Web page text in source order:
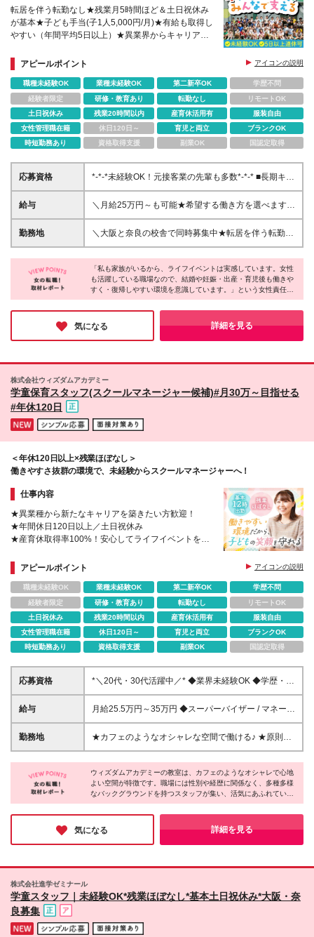
転居を伴う転勤なし★残業月5時間ほど＆土日祝休み
が基本★子ども手当(子1人5,000円/月)★有給も取得し
やすい（年間平均5日以上）★異業界からキャリアチ
校舎あり
アピールポイント アイコンの説明
職種未経験OK 業種未経験OK 第二新卒OK
学歴不問
経験者限定
研修・教育あり 転勤なし
リモートOK
土日祝休み
残業20時間以内 産育休活用有
服装自由
女性管理職在籍
休日120日～ 育児と両立
ブランクOK
時短勤務あり
資格取得支援 副業OK 国認定取得
応募資格
*-*-*未経験OK！元接客業の先輩も多数*-*-* ■長期キャ
リア形成のため45歳以下の方 ■高卒以上 ■自動車普通
免許（AT限定可）をお持ちの方 ※免許をお持ちでな
給与
＼月給25万円～も可能★希望する働き方を選べます／
＜正社員＞ ◆変形労働あり 【月給25万円～(運転手当
含む)】 ※固定残業代24,442円～／15時間分 ※運転不
時間分 ※運転不可の場合は面接にて要相談 ＜アルバ
イト＞ ◆変形労働あり ・大阪：時給1300円～ ・奈
良：時給1051円～ ※運転が可能な方は、運転手当と
給1051円～ ※運転が可能な方は、運転手当として時
給100円アップ！ ※12時～19時／月～金シフト制 ＜
月ごとの新規入塾純増数により別途インセンティブを
支給(支給は賞与と合算) ※残業超過分は別途支給
勤務地
＼大阪と奈良の校舎で同時募集中★転居を伴う転勤な
し／ ■帝塚山校：大阪府大阪市住吉区帝塚山西1丁目
1-13 ベルメゾン帝塚山1階 ■堀江校：大阪市西区南堀
江3-11-22 アキ開発南堀江ビル 5階 ■都島校：大阪
府大阪市都島区善源寺町1-5-28 アーバンアイム1F ■
蒲生四丁目駅前校：大阪府大阪市城東区今福西1-9-7
蒲生ユニコーンビル2F・3F ■緑橋校：大阪府大阪市東
成区東中本2-7-26 ライフハウスツネⅡ号館1F ■豊中
「私も家族がいるから、ライフイベントは実感しています。女性
も活躍している職場なので、結婚や妊娠・出産・育児後も働きや
すく・復帰しやすい環境を意識しています。」という女性責任者
ならではの視点と心強いメッセージをいただきました。基本土日
がお休みで、5日以上の連休あり。残業もほぼ無く、業界の中で
も抜群の環境に驚きました！お仕事のやりがいも活き活きとお話
されていて、長く楽しく働けると感じました♪
気になる 詳細を見る
株式会社ウィズダムアカデミー
学童保育スタッフ(スクールマネージャー候補)#月30万～目指せる
#年休120日
＜年休120日以上×残業ほぼなし＞
働きやすさ抜群の環境で、未経験からスクールマネージャーへ！
仕事内容
★異業種から新たなキャリアを築きたい方歓迎！
★年間休日120日以上／土日祝休み
★産育休取得率100%！安心してライフイベントを迎
★カフェのようなオシャレな校舎で働ける
アピールポイント アイコンの説明
職種未経験OK 業種未経験OK 第二新卒OK
学歴不問
経験者限定
研修・教育あり 転勤なし
リモートOK
土日祝休み
残業20時間以内 産育休活用有
服装自由
女性管理職在籍
休日120日～ 育児と両立
ブランクOK
時短勤務あり
資格取得支援 副業OK 国認定取得
応募資格
*＼20代・30代活躍中／* ◆業界未経験OK ◆学歴・資
格不問 ◆人柄重視（ポテンシャル）採用 ◆店長・マ
ネージャー経験をお持ちの方（年数不問） ★保育
給！
給与
月給25.5万円～35万円 ◆スーパーバイザー / マネージ
ャークラス 月給30万円～35万円 ※能力・適性を考慮
し決定いたします。 ※固定残業代40時間相当分
月給25.5万円～ ※能力・適性を考慮し決定いたしま
す。 ※固定残業代30時間相当分46,560円～を含みま
す。 時間超過分は別途支給いたします。 【共通】
種教員免許保有者歓迎 ※試用期間6ヶ月間と本採用後
の給与は差異なし。 └忌引き休暇等の適用はなし、そ
の他待遇に変更なし
勤務地
★カフェのようなオシャレな空間で働ける♪ ★原則、
転居を伴う転勤なし ★ご自宅の最寄り駅や適性、配
置状況を考慮して決定します 東京都・神奈川県・埼
玉県内のいずれかの拠点 ※本配属先は適性や人員状況
を考慮し、入社翌月以降に確定します ※原則転居を伴
う異動はありません ■ウィズダムアカデミー｜直営校
（18校舎） [東京] 目白校／王子校／三鷹吉祥寺校／恵
比寿校／二子玉川校／池尻三軒茶屋校／駒沢桜新町校
京] emiffce練馬アフタースクール ティップネス・キッ
ズ アフタースクール東武練馬店 ティップネス・キッ
ウィズダムアカデミーの教室は、カフェのようなオシャレで心地
よい空間が特徴です。職場には性別や経歴に関係なく、多種多様
なバックグラウンドを持つスタッフが集い、活気にあふれていま
す！特に職員同士の仲の良さが魅力で、みなさんが「人間関係の
良さに自信がある」と口を揃えるほど◎子どもと触れ合いなが
ら、働きやすさバツグンの環境で、のびのびと働ける環境です♪
気になる 詳細を見る
株式会社進学ゼミナール
学童スタッフ｜未経験OK*残業ほぼなし*基本土日祝休み*大阪・奈
良募集